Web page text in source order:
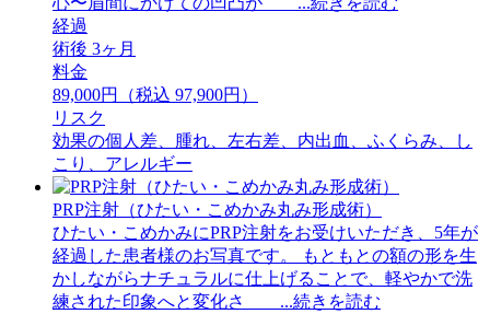
経過
術後 3ヶ月
料金
89,000円（税込 97,900円）
リスク
効果の個人差、腫れ、左右差、内出血、ふくらみ、し
こり、アレルギー
PRP注射（ひたい・こめかみ丸み形成術）
ひたい・こめかみにPRP注射をお受けいただき、5年が
経過した患者様のお写真です。 もともとの額の形を生
かしながらナチュラルに仕上げることで、軽やかで洗
練された印象へと変化さ ...続きを読む